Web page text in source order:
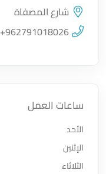
اضغط لتحميل الموقع
شارع المصفاة
+962791018026
ساعات العمل
الأحد
الإثنين
الثلاثاء